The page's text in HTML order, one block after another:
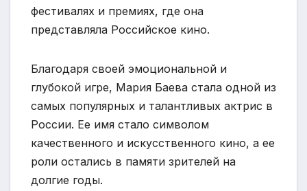
фестивалях и премиях, где она
представляла Российское кино.
Благодаря своей эмоциональной и
глубокой игре, Мария Баева стала одной из
самых популярных и талантливых актрис в
России. Ее имя стало символом
качественного и искусственного кино, а ее
роли остались в памяти зрителей на
долгие годы.